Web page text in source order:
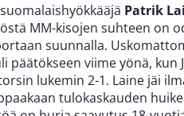
Patrik
MM-kisojen suhteen on
suunnalla.
päätökseen viime yönä,
lukemin 2-1. Laine jäi
tulokaskauden